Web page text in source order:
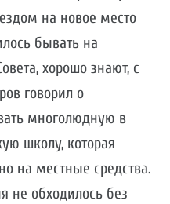
на новое место
бывать на
хорошо знают, с
говорил о
многолюдную в
школу, которая
на местные средства.
не обходилось без